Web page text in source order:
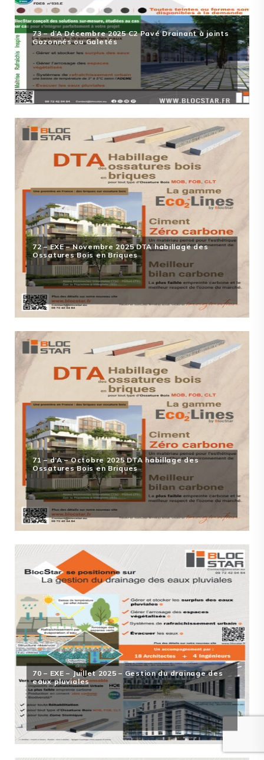
73 – d’A Décembre 2025 C2 Pavé Drainant à joints
Gazonnés ou Galetés
72 – EXE – Novembre 2025 DTA habillage des
Ossatures Bois en Briques
71 – d’A – Octobre 2025 DTA habillage des
Ossatures Bois en Briques
70 – EXE – Juillet 2025 – Gestion du drainage des
eaux pluviales